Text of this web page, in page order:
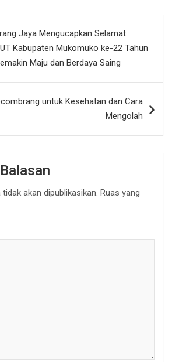
Jaya Mengucapkan Selamat
Kabupaten Mukomuko ke-22 Tahun
Maju dan Berdaya Saing
untuk Kesehatan dan Cara
Mengolah
akan dipublikasikan. Ruas yang